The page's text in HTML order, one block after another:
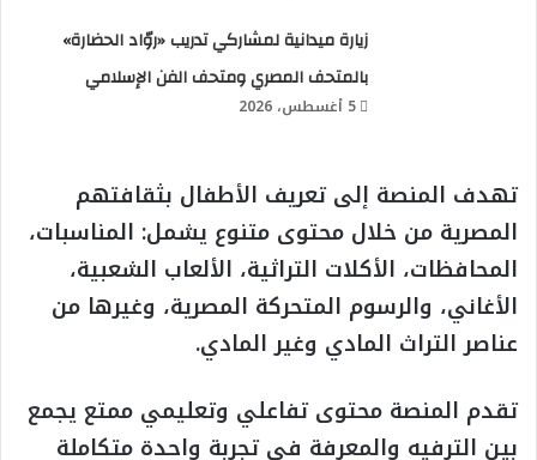
زيارة ميدانية لمشاركي تدريب «روّاد الحضارة»
بالمتحف المصري ومتحف الفن الإسلامي
5 أغسطس، 2026
تهدف المنصة إلى تعريف الأطفال بثقافتهم
المصرية من خلال محتوى متنوع يشمل: المناسبات،
المحافظات، الأكلات التراثية، الألعاب الشعبية،
الأغاني، والرسوم المتحركة المصرية، وغيرها من
عناصر التراث المادي وغير المادي.
تقدم المنصة محتوى تفاعلي وتعليمي ممتع يجمع
بين الترفيه والمعرفة في تجربة واحدة متكاملة